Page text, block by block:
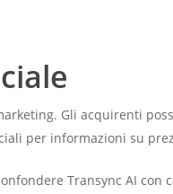
Gli acquirenti
per informazioni su
Transync AI